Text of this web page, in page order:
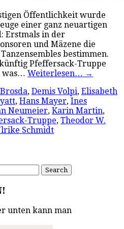
Öffentlichkeit wurde
einer ganz neuartigen
Erstmals in der
und Mäzene die
bestimmen.
Pfeffersack-Truppe
was… Weiterlesen… →
, Demis Volpi, Elisabeth
, Hans Mayer, Ines
Neumeier, Karin Martin,
Truppe, Theodor W.
Schmidt
unten kann man